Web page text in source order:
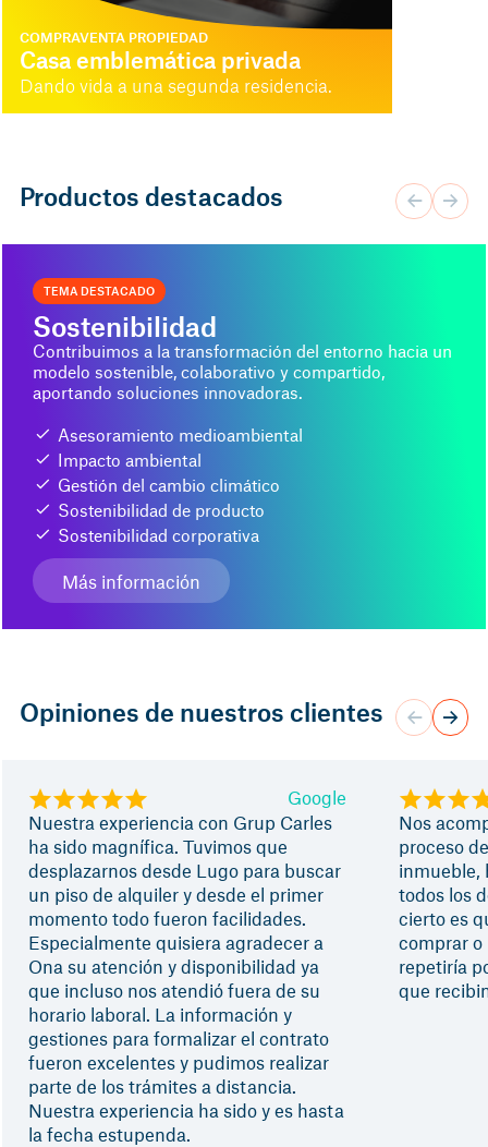
Casa emblemática privada
Dando vida a una segunda residencia.
COMPRAVENTA PROPIEDAD
Productos destacados
TEMA DESTACADO
Sostenibilidad
Contribuimos a la transformación del entorno hacia un
modelo sostenible, colaborativo y compartido,
aportando soluciones innovadoras.
Asesoramiento medioambiental
Impacto ambiental
Gestión del cambio climático
Sostenibilidad de producto
Sostenibilidad corporativa
Más información
Opiniones de nuestros clientes
Nuestra experiencia con Grup Carles
ha sido magnífica. Tuvimos que
desplazarnos desde Lugo para buscar
un piso de alquiler y desde el primer
momento todo fueron facilidades.
Especialmente quisiera agradecer a
Ona su atención y disponibilidad ya
que incluso nos atendió fuera de su
horario laboral. La información y
gestiones para formalizar el contrato
fueron excelentes y pudimos realizar
parte de los trámites a distancia.
Nuestra experiencia ha sido y es hasta
la fecha estupenda.
Google
Nos
proceso
inmueble,
todos los
cierto es
comprar o
repetiría
que